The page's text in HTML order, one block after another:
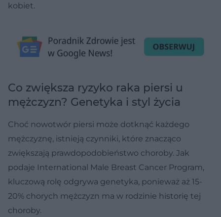
kobiet.
Co zwiększa ryzyko raka piersi u
mężczyzn? Genetyka i styl życia
Choć nowotwór piersi może dotknąć każdego
mężczyznę, istnieją czynniki, które znacząco
zwiększają prawdopodobieństwo choroby. Jak
podaje International Male Breast Cancer Program,
kluczową rolę odgrywa genetyka, ponieważ aż 15-
20% chorych mężczyzn ma w rodzinie historię tej
choroby.